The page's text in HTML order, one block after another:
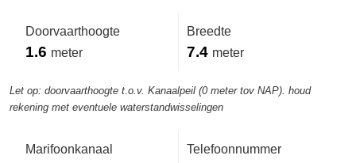
Doorvaarthoogte
1.6 meter
Breedte
7.4 meter
Let op: doorvaarthoogte t.o.v. Kanaalpeil (0 meter tov NAP). houd
rekening met eventuele waterstandwisselingen
Marifoonkanaal
Telefoonnummer